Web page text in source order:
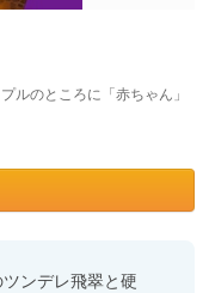
ルのところに「赤ちゃん」
ンデレ飛翠と硬